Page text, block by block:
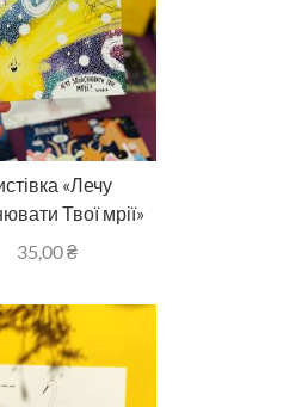
«Лечу
Твої мрії»
35,00₴